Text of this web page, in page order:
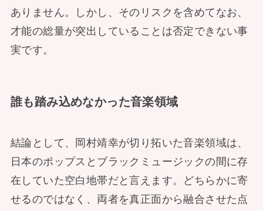
ありません。しかし、そのリスクを含めてなお、
才能の総量が突出していることは否定できない事
実です。
誰も踏み込めなかった音楽領域
結論として、岡村靖幸が切り拓いた音楽領域は、
日本のポップスとブラックミュージックの間に存
在していた空白地帯だと言えます。どちらかに寄
せるのではなく、両者を真正面から融合させた点